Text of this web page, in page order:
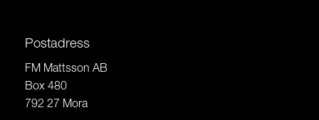
Postadress
FM Mattsson AB
Box 480
792 27 Mora